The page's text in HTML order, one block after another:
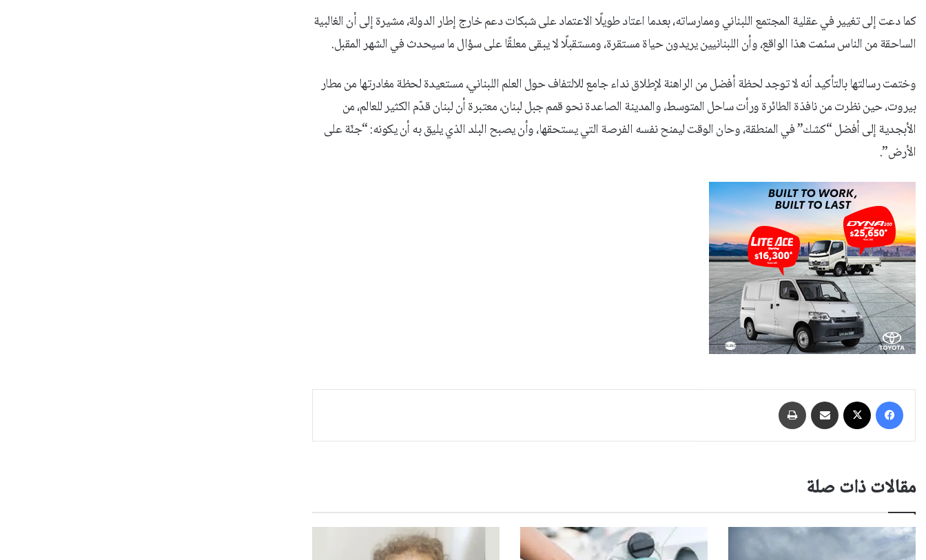
كما دعت إلى تغيير في عقلية المجتمع اللبناني وممارساته، بعدما اعتاد طويلًا الاعتماد على شبكات دعم خارج إطار الدولة، مشيرة إلى أن الغالبية
الساحقة من الناس سئمت هذا الواقع، وأن اللبنانيين يريدون حياة مستقرة، ومستقبلًا لا يبقى معلقًا على سؤال ما سيحدث في الشهر المقبل.
وختمت رسالتها بالتأكيد أنه لا توجد لحظة أفضل من الراهنة لإطلاق نداء جامع للالتفاف حول العلم اللبناني، مستعيدة لحظة مغادرتها من مطار
بيروت، حين نظرت من نافذة الطائرة ورأت ساحل المتوسط، والمدينة الصاعدة نحو قمم جبل لبنان، معتبرة أن لبنان قدّم الكثير للعالم، من
الأبجدية إلى أفضل “كشك” في المنطقة، وحان الوقت ليمنح نفسه الفرصة التي يستحقها، وأن يصبح البلد الذي يليق به أن يكونه: “جنّة على
الأرض”.
فيسبوك مشاركة عبر البريد
مقالات ذات صلة